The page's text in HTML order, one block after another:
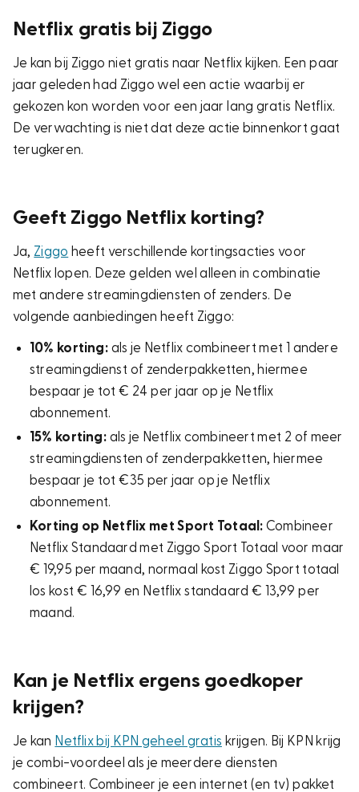
Netflix gratis bij Ziggo
Je kan bij Ziggo niet gratis naar Netflix kijken. Een paar
jaar geleden had Ziggo wel een actie waarbij er
gekozen kon worden voor een jaar lang gratis Netflix.
De verwachting is niet dat deze actie binnenkort gaat
terugkeren.
Geeft Ziggo Netflix korting?
Ja, Ziggo heeft verschillende kortingsacties voor
Netflix lopen. Deze gelden wel alleen in combinatie
met andere streamingdiensten of zenders. De
volgende aanbiedingen heeft Ziggo:
10% korting: als je Netflix combineert met 1 andere
streamingdienst of zenderpakketten, hiermee
bespaar je tot € 24 per jaar op je Netflix
abonnement.
15% korting: als je Netflix combineert met 2 of meer
streamingdiensten of zenderpakketten, hiermee
bespaar je tot €35 per jaar op je Netflix
abonnement.
Korting op Netflix met Sport Totaal: Combineer
Netflix Standaard met Ziggo Sport Totaal voor maar
€ 19,95 per maand, normaal kost Ziggo Sport totaal
los kost € 16,99 en Netflix standaard € 13,99 per
maand.
Kan je Netflix ergens goedkoper
krijgen?
Je kan Netflix bij KPN geheel gratis krijgen. Bij KPN krijg
je combi-voordeel als je meerdere diensten
combineert. Combineer je een internet (en tv) pakket